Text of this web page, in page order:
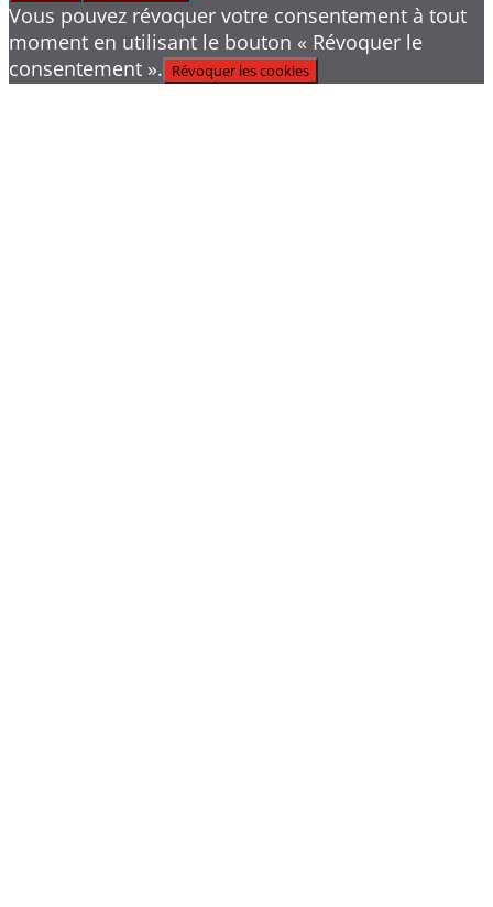
Vous pouvez révoquer votre consentement à tout
moment en utilisant le bouton « Révoquer le
consentement ». Révoquer les cookies